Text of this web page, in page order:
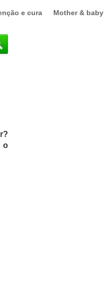
e cura Mother & baby
o